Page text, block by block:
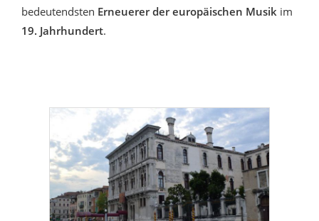
bedeutendsten Erneuerer der europäischen Musik im
19. Jahrhundert.